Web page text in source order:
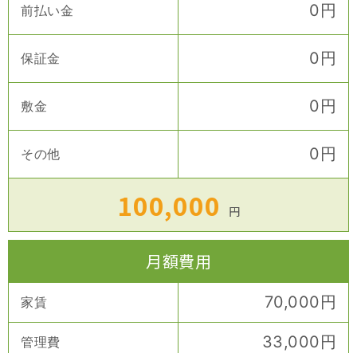
前払い金 0円
保証金 0円
敷金 0円
その他 0円
100,000 円
月額費用
家賃 70,000円
管理費 33,000円